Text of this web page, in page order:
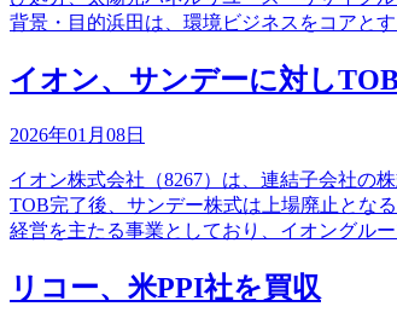
背景・目的浜田は、環境ビジネスをコアと
イオン、サンデーに対し
2026年01月08日
イオン株式会社（8267）は、連結子会社の
TOB完了後、サンデー株式は上場廃止とな
経営を主たる事業としており、イオングル
リコー、米PPI社を買収